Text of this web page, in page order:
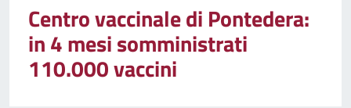
Centro vaccinale di Pontedera:
in 4 mesi somministrati
110.000 vaccini